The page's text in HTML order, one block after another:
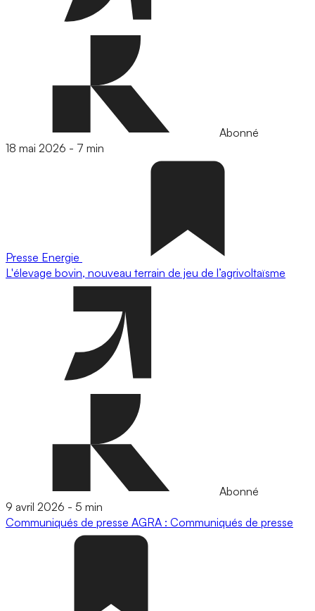
Abonné
18 mai 2026 - 7 min
Presse Energie
L'élevage bovin, nouveau terrain de jeu de l’agrivoltaïsme
Abonné
9 avril 2026 - 5 min
Communiqués de presse AGRA : Communiqués de presse